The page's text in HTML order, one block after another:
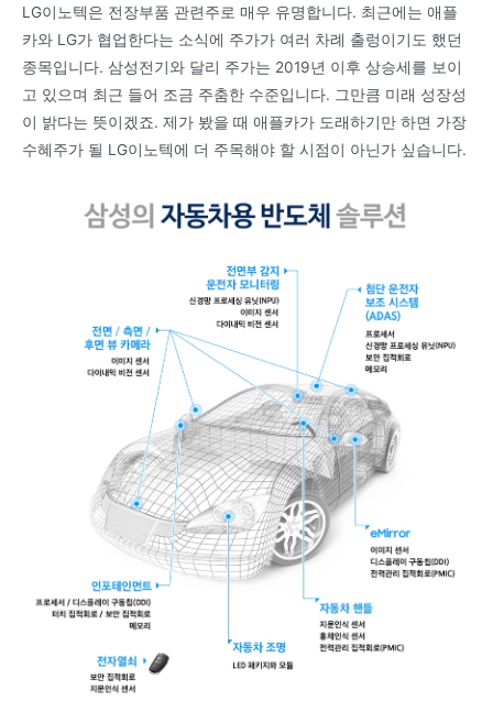
LG이노텍은 전장부품 관련주로 매우 유명합니다. 최근에는 애플
카와 LG가 협업한다는 소식에 주가가 여러 차례 출렁이기도 했던
종목입니다. 삼성전기와 달리 주가는 2019년 이후 상승세를 보이
고 있으며 최근 들어 조금 주춤한 수준입니다. 그만큼 미래 성장성
이 밝다는 뜻이겠죠. 제가 봤을 때 애플카가 도래하기만 하면 가장
수혜주가 될 LG이노텍에 더 주목해야 할 시점이 아닌가 싶습니다.